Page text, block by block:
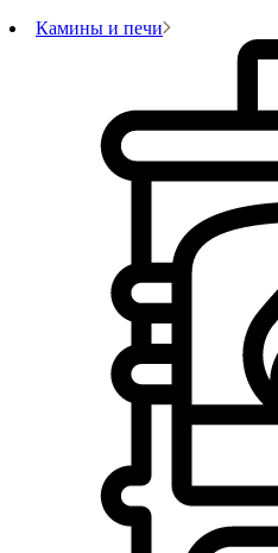
Камины и печи